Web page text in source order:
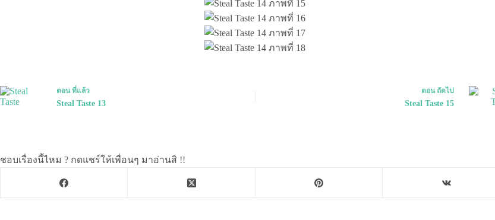
ตอนที่แล้ว
Steal Taste 13
ตอน ถัดไป
Steal Taste 15
ชอบเรื่องนี้ไหม ? กดแชร์ให้เพื่อนๆ มาอ่านสิ !!